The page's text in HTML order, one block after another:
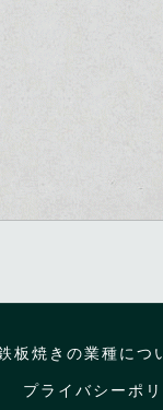
板焼きの業種につ
プライバシーポ